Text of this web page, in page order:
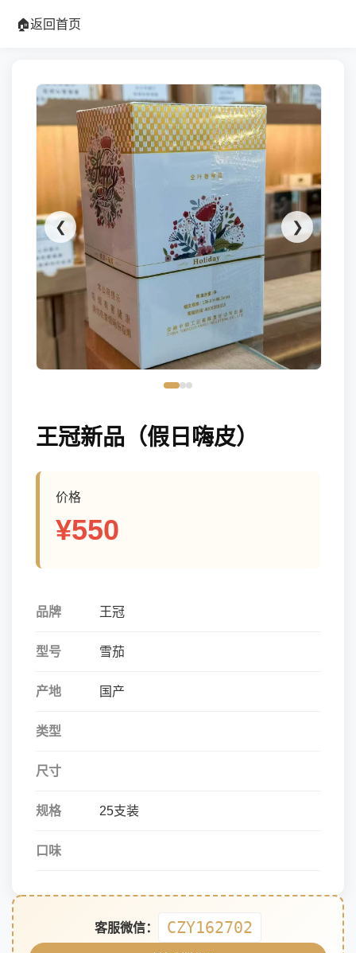
🏠返回首页
❮ ❯
王冠新品（假日嗨皮）
价格
¥550
品牌 王冠
型号 雪茄
产地 国产
类型
尺寸
规格 25支装
口味
客服微信： CZY162702